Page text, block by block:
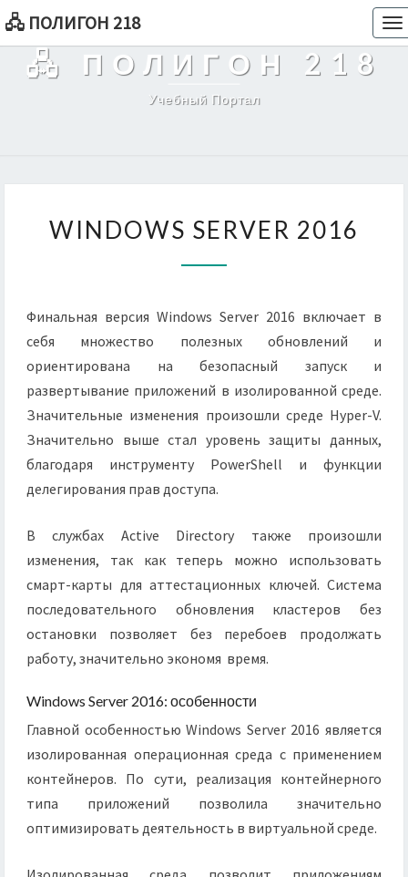
🖧 ПОЛИГОН 218
🖧 ПОЛИГОН 218
Учебный Портал
SERVER
WINDOWS SERVER 2016
Финальная версия Windows Server 2016 включает в
себя множество полезных обновлений и
ориентирована на безопасный запуск и
развертывание приложений в изолированной среде.
Значительные изменения произошли среде Hyper-V.
Значительно выше стал уровень защиты данных,
благодаря инструменту PowerShell и функции
делегирования прав доступа.
В службах Active Directory также произошли
изменения, так как теперь можно использовать
смарт-карты для аттестационных ключей. Система
последовательного обновления кластеров без
остановки позволяет без перебоев продолжать
работу, значительно экономя время.
Windows Server 2016: особенности
Главной особенностью Windows Server 2016 является
изолированная операционная среда с применением
контейнеров. По сути, реализация контейнерного
типа приложений позволила значительно
оптимизировать деятельность в виртуальной среде.